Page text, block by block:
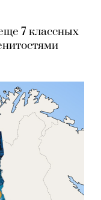
7 классных